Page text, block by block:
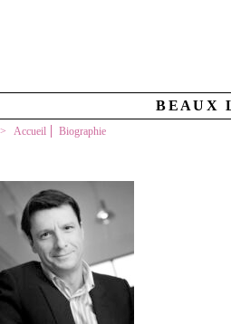
BEAUX
Accueil Biographie